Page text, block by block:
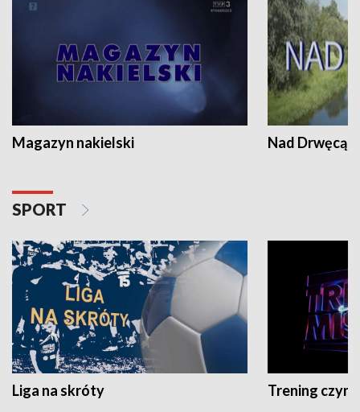
Magazyn nakielski Nad Drwęcą
SPORT
Liga na skróty Trening czyni